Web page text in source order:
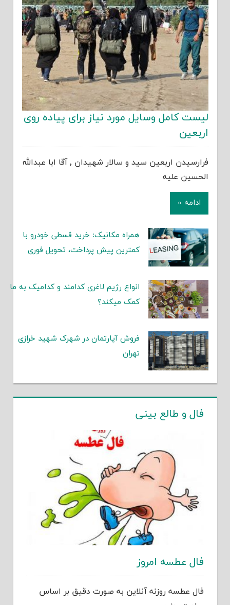
لیست کامل وسایل مورد نیاز برای پیاده روی
اربعین
فرارسيدن اربعين سيد و سالار شهيدان ٬ آقا ابا عبدالله
الحسين عليه
ادامه »
همراه مکانیک: خرید قسطی خودرو با
کمترین پیش پرداخت، تحویل فوری
انواع رژیم لاغری کدامند و کدامیک به ما
کمک میکند؟
فروش آپارتمان در شهرک شهید خرازی
تهران
فال و طالع بینی
فال عطسه امروز
فال عطسه روزنه آنلاین به صورت دقیق بر اساس